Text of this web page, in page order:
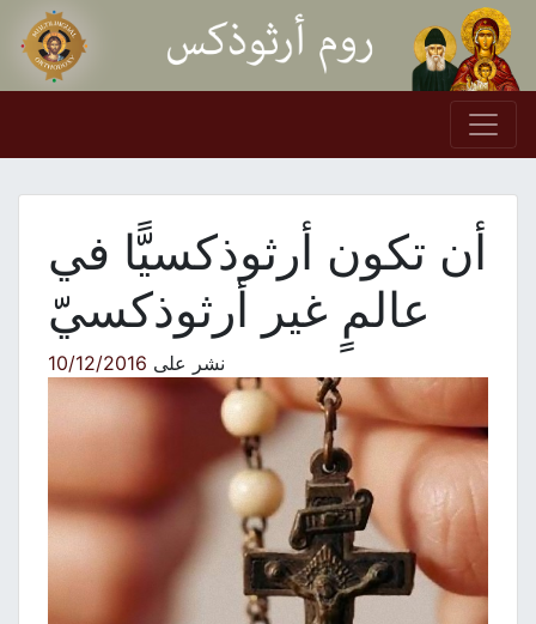
Skip to content
Main Navigation
أن تكون أرثوذكسيًّا في
عالمٍ غير أرثوذكسيّ
نشر على10/12/2016